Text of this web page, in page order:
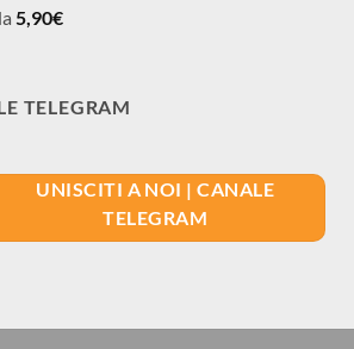
5,90€
TELEGRAM
UNISCITI A NOI | CANALE
TELEGRAM